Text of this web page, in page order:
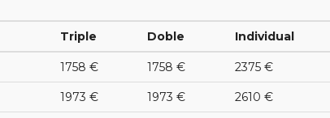
Triple Doble Individual
1758 € 1758 € 2375 €
1973 € 1973 € 2610 €